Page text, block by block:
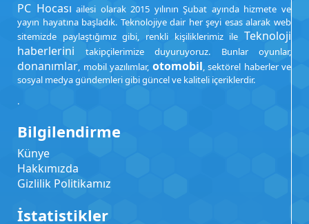
PC Hocası ailesi olarak 2015 yılının Şubat ayında hizmete ve
yayın hayatına başladık. Teknolojiye dair her şeyi esas alarak web
sitemizde paylaştığımız gibi, renkli kişiliklerimiz ile Teknoloji
haberlerini takipçilerimize duyuruyoruz. Bunlar oyunlar,
donanımlar, mobil yazılımlar, otomobil, sektörel haberler ve
sosyal medya gündemleri gibi güncel ve kaliteli içeriklerdir.
.
Bilgilendirme
Künye
Hakkımızda
Gizlilik Politikamız
İstatistikler